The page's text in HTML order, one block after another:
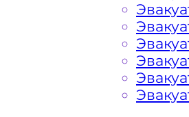
Затрудняющие
передач (АКПП)
Сложная
Буксировка